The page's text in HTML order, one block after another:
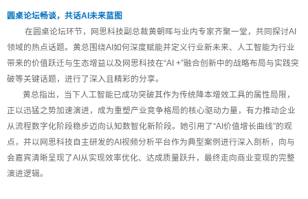
圆桌论坛畅谈，共话AI未来蓝图
在圆桌论坛环节，网思科技副总裁黄朝晖与业内专家齐聚一堂，共同探讨AI
领域的热点话题。黄总围绕AI如何深度赋能并定义行业新未来、人工智能为行业
带来的价值跃迁与生态增益以及网思科技在“AI +”融合创新中的战略布局与实践突
破等关键话题，进行了深入且精彩的分享。
黄总指出，当下人工智能已成功突破其作为传统降本增效工具的属性局限，
正以迅猛之势加速演进，成为重塑产业竞争格局的核心驱动力量，有力推动企业
从流程数字化阶段稳步迈向认知数智化新阶段。她引用了“AI价值增长曲线”的观
点，并以网思科技自主研发的AI视频分析平台作为典型案例进行深入剖析，向与
会嘉宾清晰呈现了AI从实现效率优化、达成质量跃升，最终走向商业变现的完整
演进逻辑。